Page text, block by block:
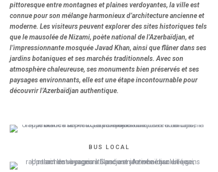
pittoresque entre montagnes et plaines verdoyantes, la ville est
connue pour son mélange harmonieux d’architecture ancienne et
moderne. Les visiteurs peuvent explorer des sites historiques tels
que le mausolée de Nizami, poète national de l’Azerbaïdjan, et
l’impressionnante mosquée Javad Khan, ainsi que flâner dans ses
jardins botaniques et ses marchés traditionnels. Avec son
atmosphère chaleureuse, ses monuments bien préservés et ses
paysages environnants, elle est une étape incontournable pour
découvrir l’Azerbaïdjan authentique.
BUS LOCAL